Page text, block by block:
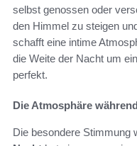
selbst genossen oder
den Himmel zu steigen
schafft eine intime
die Weite der Nacht um
perfekt.
Die Atmosphäre
Die besondere Stimmung